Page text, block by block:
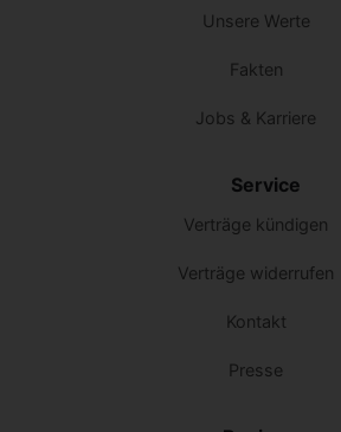
Unsere Werte
Fakten
Jobs & Karriere
Service
Verträge kündigen
Verträge widerrufen
Kontakt
Presse